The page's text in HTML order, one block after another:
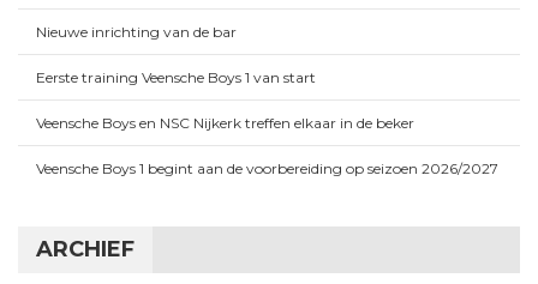
Nieuwe inrichting van de bar
Eerste training Veensche Boys 1 van start
Veensche Boys en NSC Nijkerk treffen elkaar in de beker
Veensche Boys 1 begint aan de voorbereiding op seizoen 2026/2027
ARCHIEF